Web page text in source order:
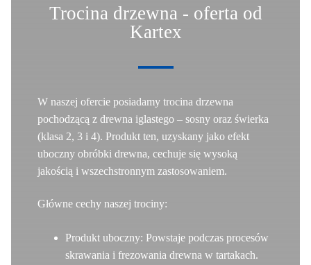
Trocina drzewna - oferta od
Kartex
W naszej ofercie posiadamy trocina drzewna
pochodzącą z drewna iglastego – sosny oraz świerka
(klasa 2, 3 i 4). Produkt ten, uzyskany jako efekt
uboczny obróbki drewna, cechuje się wysoką
jakością i wszechstronnym zastosowaniem.
Główne cechy naszej trociny:
Produkt uboczny: Powstaje podczas procesów
skrawania i frezowania drewna w tartakach.